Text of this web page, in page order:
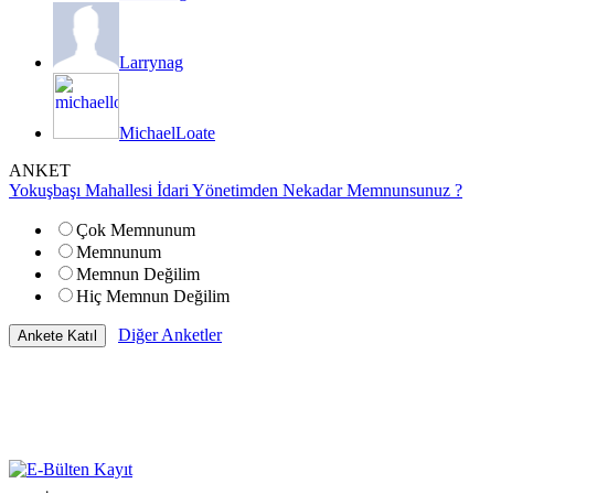
Larrynag
MichaelLoate
ANKET
Yokuşbaşı Mahallesi İdari Yönetimden Nekadar Memnunsunuz ?
Çok Memnunum
Memnunum
Memnun Değilim
Hiç Memnun Değilim
Diğer Anketler